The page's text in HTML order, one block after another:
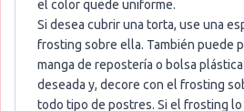
el color quede uniforme.
Si desea cubrir una torta, use una
frosting sobre ella. También puede
manga de repostería o bolsa
deseada y, decore con el frosting
todo tipo de postres. Si el frosting